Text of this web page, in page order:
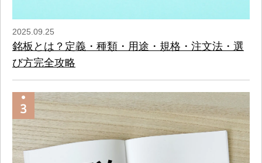
2025.09.25
銘板とは？定義・種類・用途・規格・注文法・選
び方完全攻略